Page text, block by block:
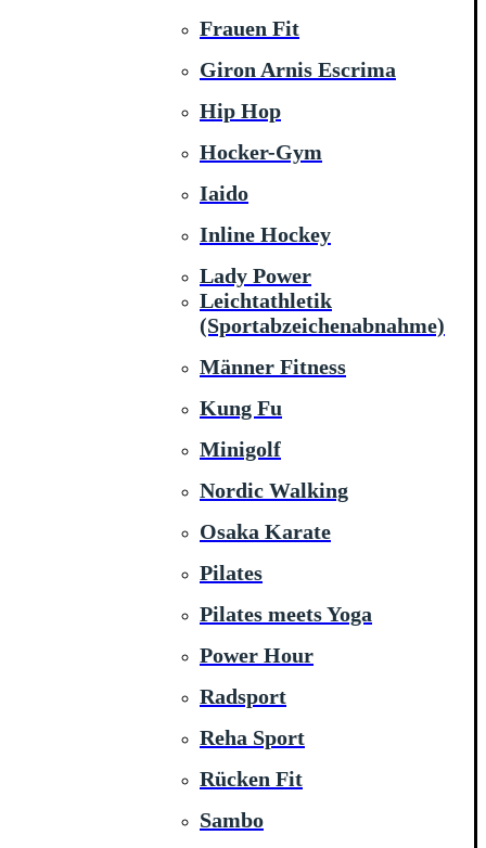
Frauen Fit
Giron Arnis Escrima
Hip Hop
Hocker-Gym
Iaido
Inline Hockey
Lady Power
Leichtathletik
(Sportabzeichenabnahme)
Männer Fitness
Kung Fu
Minigolf
Nordic Walking
Osaka Karate
Pilates
Pilates meets Yoga
Power Hour
Radsport
Reha Sport
Rücken Fit
Sambo